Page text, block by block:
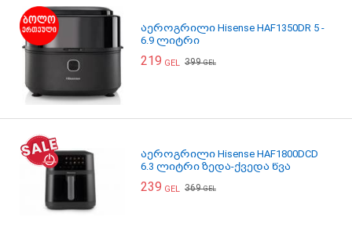
აეროგრილი Hisense HAF1350DR 5 -
6.9 ლიტრი
219 GEL 399GEL
აეროგრილი Hisense HAF1800DCD
6.3 ლიტრი ზედა-ქვედა წვა
239 GEL 369GEL